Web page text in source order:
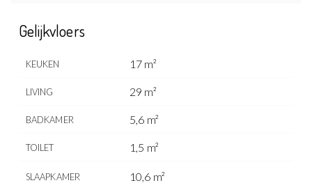
Gelijkvloers
KEUKEN 17 m²
LIVING 29 m²
BADKAMER 5,6 m²
TOILET 1,5 m²
SLAAPKAMER 10,6 m²